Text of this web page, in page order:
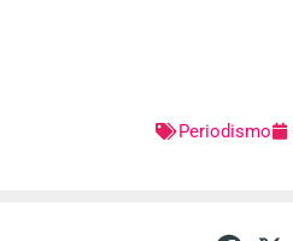
Periodismo